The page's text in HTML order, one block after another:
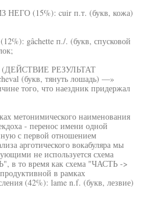
(15%): cuir п.т. (букв, кожа)
gâchette п./. (букв, спусковой
РЕЗУЛЬТАТ
(букв, тянуть лошадь) —»
того, что наездник придержал
метонимического наименования
- перенос имени одной
с первой отношением
арготического вокабуляра мы
не используется схема
в то время как схема "ЧАСТЬ ->
в рамках
(42%): lame n.f. (букв, лезвие)